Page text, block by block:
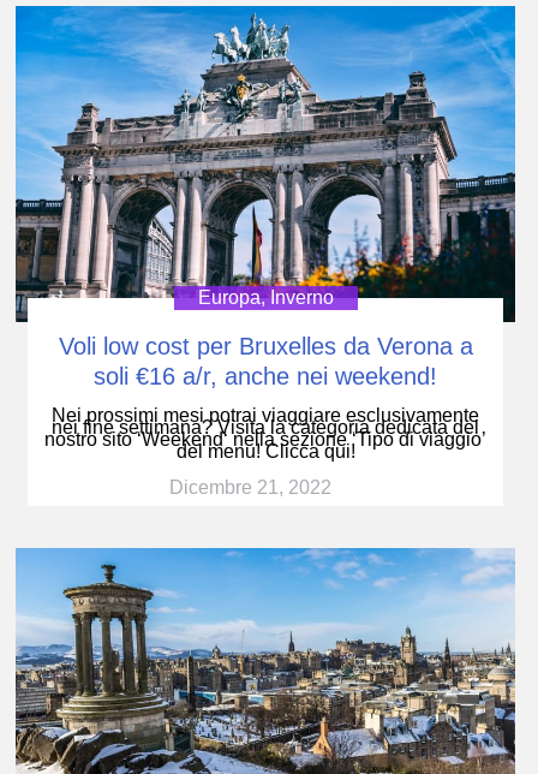
Europa,Inverno
Voli low cost per Bruxelles da Verona a
soli €16 a/r, anche nei weekend!
Nei prossimi mesi potrai viaggiare esclusivamente
nei fine settimana? Visita la categoria dedicata del
nostro sito ‘Weekend‘ nella sezione ‘Tipo di viaggio’
del menu! Clicca qui!
Dicembre 21, 2022